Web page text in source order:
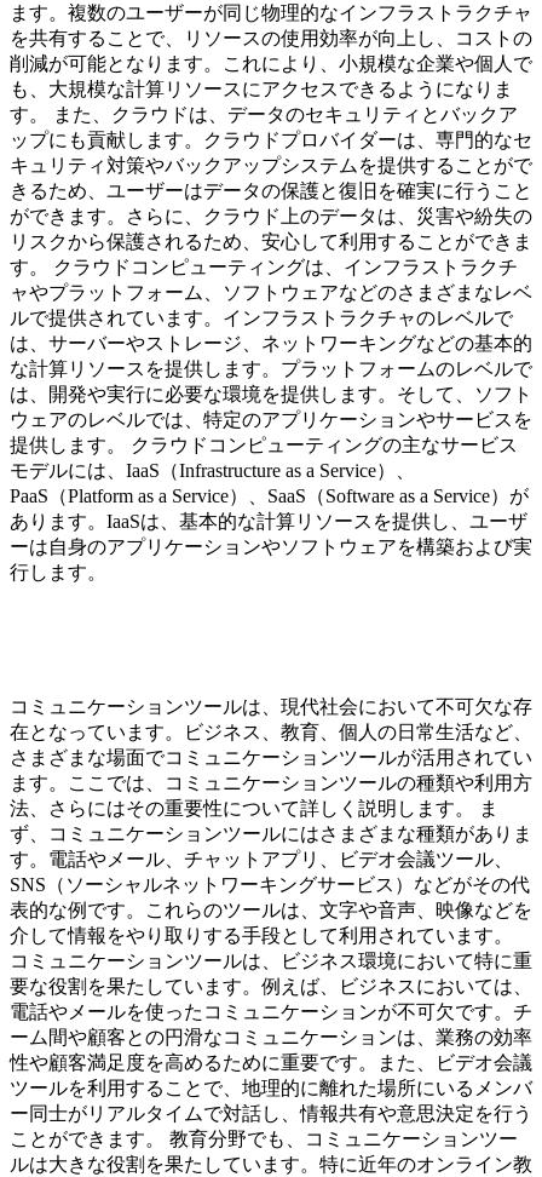
ます。複数のユーザーが同じ物理的なインフラストラクチャ
を共有することで、リソースの使用効率が向上し、コストの
削減が可能となります。これにより、小規模な企業や個人で
も、大規模な計算リソースにアクセスできるようになりま
す。 また、クラウドは、データのセキュリティとバックア
ップにも貢献します。クラウドプロバイダーは、専門的なセ
キュリティ対策やバックアップシステムを提供することがで
きるため、ユーザーはデータの保護と復旧を確実に行うこと
ができます。さらに、クラウド上のデータは、災害や紛失の
リスクから保護されるため、安心して利用することができま
す。 クラウドコンピューティングは、インフラストラクチ
ャやプラットフォーム、ソフトウェアなどのさまざまなレベ
ルで提供されています。インフラストラクチャのレベルで
は、サーバーやストレージ、ネットワーキングなどの基本的
な計算リソースを提供します。プラットフォームのレベルで
は、開発や実行に必要な環境を提供します。そして、ソフト
ウェアのレベルでは、特定のアプリケーションやサービスを
提供します。 クラウドコンピューティングの主なサービス
モデルには、IaaS（Infrastructure as a Service）、
PaaS（Platform as a Service）、SaaS（Software as a Service）が
あります。IaaSは、基本的な計算リソースを提供し、ユーザ
ーは自身のアプリケーションやソフトウェアを構築および実
行します。
コミュニケーションツールは、現代社会において不可欠な存
在となっています。ビジネス、教育、個人の日常生活など、
さまざまな場面でコミュニケーションツールが活用されてい
ます。ここでは、コミュニケーションツールの種類や利用方
法、さらにはその重要性について詳しく説明します。 ま
ず、コミュニケーションツールにはさまざまな種類がありま
す。電話やメール、チャットアプリ、ビデオ会議ツール、
SNS（ソーシャルネットワーキングサービス）などがその代
表的な例です。これらのツールは、文字や音声、映像などを
介して情報をやり取りする手段として利用されています。
コミュニケーションツールは、ビジネス環境において特に重
要な役割を果たしています。例えば、ビジネスにおいては、
電話やメールを使ったコミュニケーションが不可欠です。チ
ーム間や顧客との円滑なコミュニケーションは、業務の効率
性や顧客満足度を高めるために重要です。また、ビデオ会議
ツールを利用することで、地理的に離れた場所にいるメンバ
ー同士がリアルタイムで対話し、情報共有や意思決定を行う
ことができます。 教育分野でも、コミュニケーションツー
ルは大きな役割を果たしています。特に近年のオンライン教